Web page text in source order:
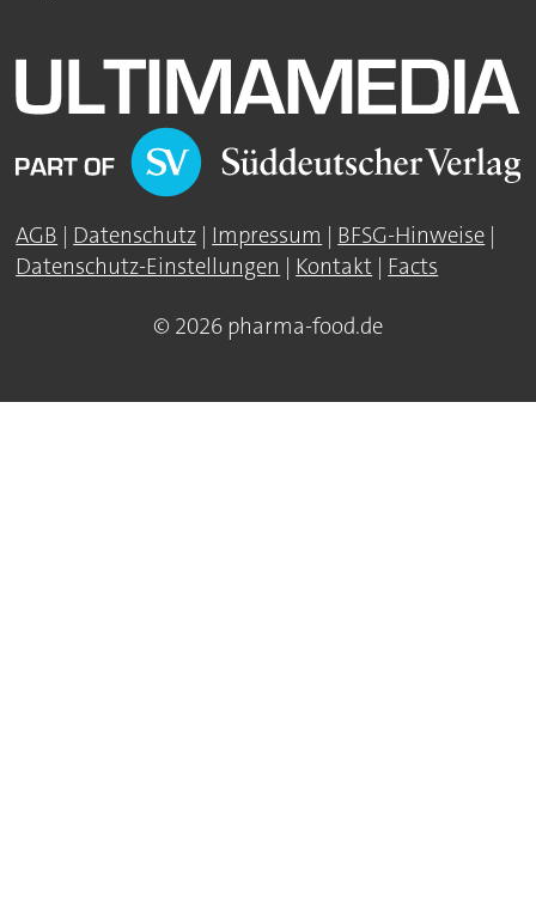
AGB | Datenschutz | Impressum | BFSG-Hinweise |
Datenschutz-Einstellungen | Kontakt | Facts
© 2026 pharma-food.de